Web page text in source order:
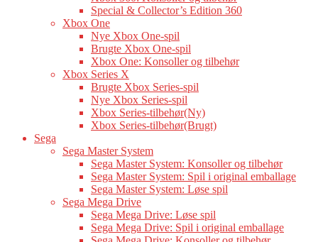
Special & Collector’s Edition 360
Xbox One
Nye Xbox One-spil
Brugte Xbox One-spil
Xbox One: Konsoller og tilbehør
Xbox Series X
Brugte Xbox Series-spil
Nye Xbox Series-spil
Xbox Series-tilbehør(Ny)
Xbox Series-tilbehør(Brugt)
Sega
Sega Master System
Sega Master System: Konsoller og tilbehør
Sega Master System: Spil i original emballage
Sega Master System: Løse spil
Sega Mega Drive
Sega Mega Drive: Løse spil
Sega Mega Drive: Spil i original emballage